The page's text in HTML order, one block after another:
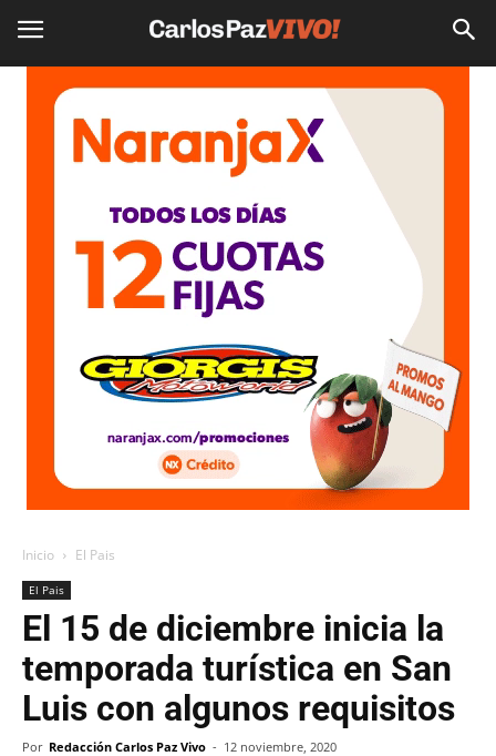
Inicio El Pais
El Pais
El 15 de diciembre inicia la
temporada turística en San
Luis con algunos requisitos
Por Redacción Carlos Paz Vivo - 12 noviembre, 2020